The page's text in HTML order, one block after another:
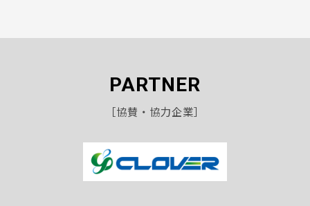
PARTNER
［協賛・協力企業］